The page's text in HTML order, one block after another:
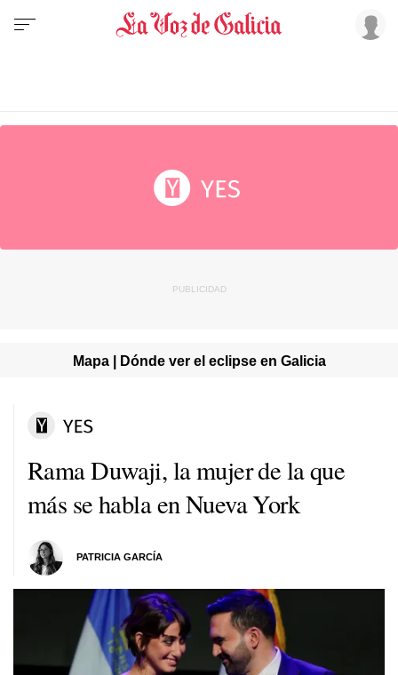
Mapa | Dónde ver el eclipse en Galicia
Rama Duwaji, la mujer de la que
más se habla en Nueva York
PATRICIA GARCÍA